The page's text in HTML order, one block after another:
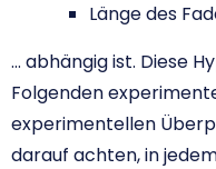
Länge des
… abhängig ist. Diese
Folgenden
experimentellen
darauf achten, in